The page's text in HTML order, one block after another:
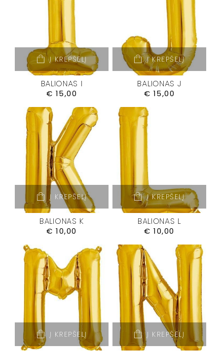
Į KREPŠELĮ
BALIONAS I
€ 15,00
Į KREPŠELĮ
BALIONAS J
€ 15,00
Į KREPŠELĮ
BALIONAS K
€ 10,00
Į KREPŠELĮ
BALIONAS L
€ 10,00
Į KREPŠELĮ Į KREPŠELĮ